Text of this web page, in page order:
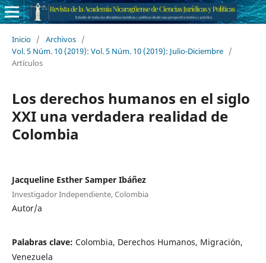
Inicio / Archivos /
Vol. 5 Núm. 10 (2019): Vol. 5 Núm. 10 (2019): Julio-Diciembre /
Artículos
Los derechos humanos en el siglo
XXI una verdadera realidad de
Colombia
Jacqueline Esther Samper Ibáñez
Investigador Independiente, Colombia
Autor/a
Palabras clave: Colombia, Derechos Humanos, Migración,
Venezuela